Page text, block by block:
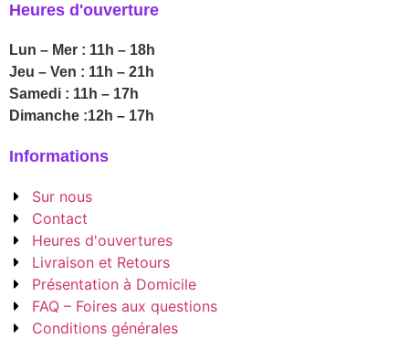
Heures d'ouverture
Lun – Mer : 11h – 18h
Jeu – Ven : 11h – 21h
Samedi : 11h – 17h
Dimanche :12h – 17h
Informations
Sur nous
Contact
Heures d'ouvertures
Livraison et Retours
Présentation à Domicile
FAQ – Foires aux questions
Conditions générales